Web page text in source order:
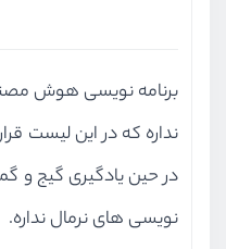
برنامه نویسی هوش
نداره که در این لیست
در حین یادگیری گیج و
نویسی های نرمال نداره.